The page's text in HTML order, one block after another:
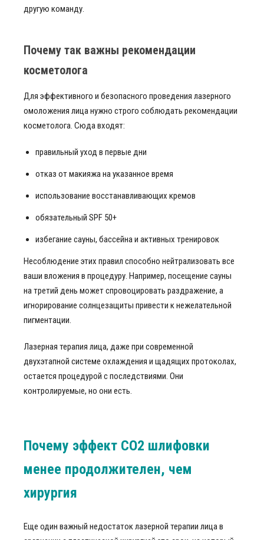
другую команду.
Почему так важны рекомендации
косметолога
Для эффективного и безопасного проведения лазерного
омоложения лица нужно строго соблюдать рекомендации
косметолога. Сюда входят:
правильный уход в первые дни
отказ от макияжа на указанное время
использование восстанавливающих кремов
обязательный SPF 50+
избегание сауны, бассейна и активных тренировок
Несоблюдение этих правил способно нейтрализовать все
ваши вложения в процедуру. Например, посещение сауны
на третий день может спровоцировать раздражение, а
игнорирование солнцезащиты привести к нежелательной
пигментации.
Лазерная терапия лица, даже при современной
двухэтапной системе охлаждения и щадящих протоколах,
остается процедурой с последствиями. Они
контролируемые, но они есть.
Почему эффект СО2 шлифовки
менее продолжителен, чем
хирургия
Еще один важный недостаток лазерной терапии лица в